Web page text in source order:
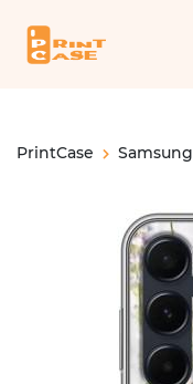
PrintCase Samsung